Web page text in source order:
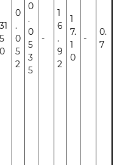
31
5
0
0
.
0
5
2
0
.
0
5
3
5
-
1
6
.
9
2
1
7.
1
0
-
0.
7